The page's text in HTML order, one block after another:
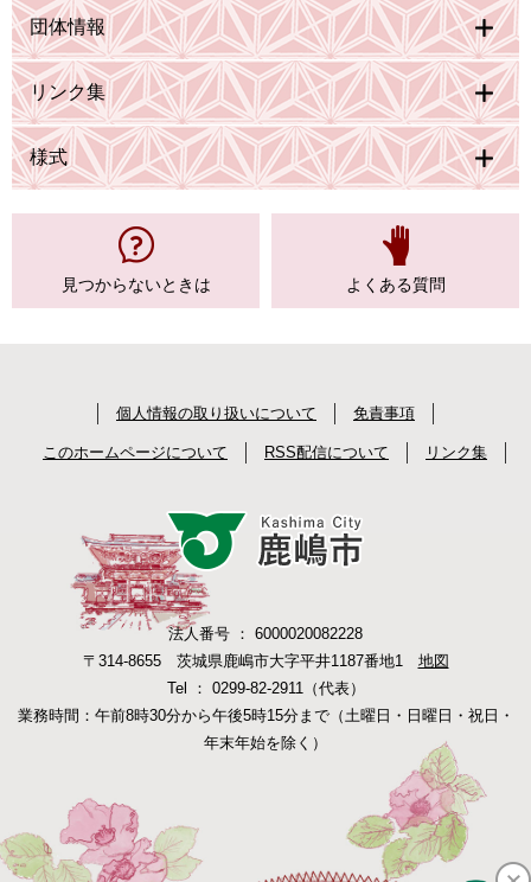
団体情報
リンク集
様式
見つからないときは よくある質問
個人情報の取り扱いについて 免責事項
このホームページについて RSS配信について リンク集
法人番号 ： 6000020082228
〒314-8655 茨城県鹿嶋市大字平井1187番地1 地図
Tel ： 0299-82-2911（代表）
業務時間：午前8時30分から午後5時15分まで（土曜日・日曜日・祝日・
年末年始を除く）